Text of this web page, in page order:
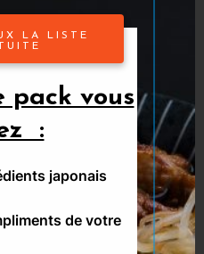
japonais et
ainsi qu’une liste de
en
vous serez
article par e-
sur
LA LISTE
pack vous
:
japonais
de votre